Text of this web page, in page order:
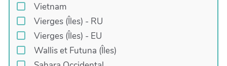
Vietnam
Vierges (Îles) - RU
Vierges (Îles) - EU
Wallis et Futuna (Îles)